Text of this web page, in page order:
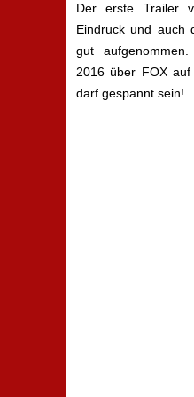
Der erste Trailer
Eindruck und auch
gut
2016 über FOX
darf gespannt sein!